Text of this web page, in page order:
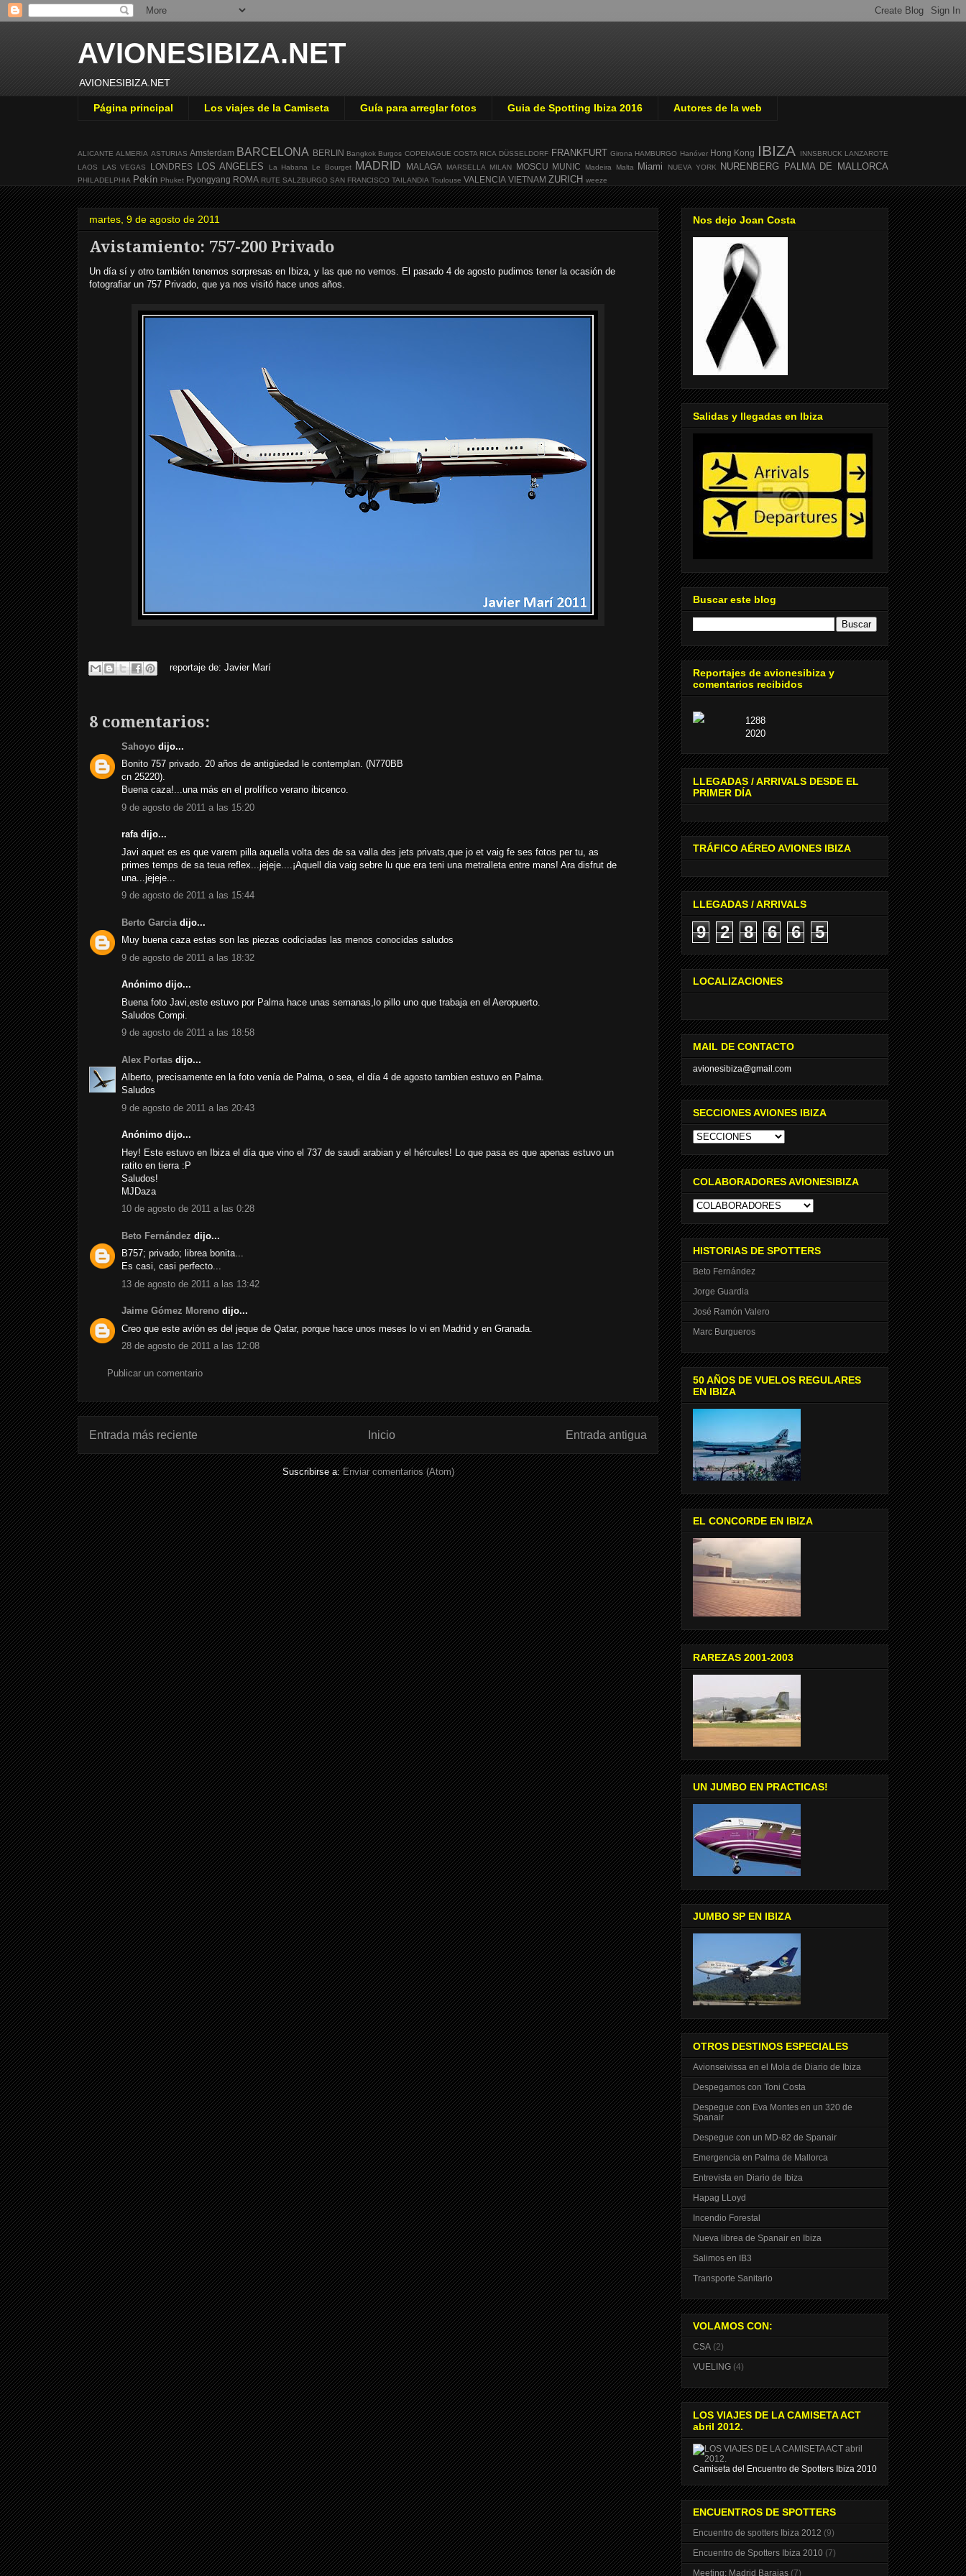
AVIONESIBIZA.NET
AVIONESIBIZA.NET
Página principal Los viajes de la Camiseta Guía para arreglar fotos Guia de Spotting Ibiza 2016 Autores de la web
ALICANTE ALMERIA ASTURIAS Amsterdam BARCELONA BERLIN Bangkok Burgos COPENAGUE COSTA RICA DÜSSELDORF FRANKFURT Girona HAMBURGO Hanóver Hong Kong IBIZA INNSBRUCK LANZAROTE
LAOS
LAS VEGAS LONDRES LOS ANGELES La Habana Le Bourget MADRID MALAGA MARSELLA MILAN MOSCU MUNIC Madeira Malta Miami NUEVA YORK NURENBERG PALMA DE MALLORCA
PHILADELPHIA Pekín Phuket Pyongyang ROMA RUTE SALZBURGO SAN FRANCISCO TAILANDIA Toulouse VALENCIA VIETNAM ZURICH weeze
martes, 9 de agosto de 2011
Avistamiento: 757-200 Privado
Un día sí y otro también tenemos sorpresas en Ibiza, y las que no vemos. El pasado 4 de agosto pudimos tener la ocasión de
fotografiar un 757 Privado, que ya nos visitó hace unos años.
reportaje de: Javier Marí
8 comentarios:
Sahoyo dijo...
Bonito 757 privado. 20 años de antigüedad le contemplan. (N770BB
cn 25220).
Buena caza!...una más en el prolífico verano ibicenco.
9 de agosto de 2011 a las 15:20
rafa dijo...
Javi aquet es es que varem pilla aquella volta des de sa valla des jets privats,que jo et vaig fe ses fotos per tu, as
primes temps de sa teua reflex...jejeje....¡Aquell dia vaig sebre lu que era teni una metralleta entre mans! Ara disfrut de
una...jejeje...
9 de agosto de 2011 a las 15:44
Berto Garcia dijo...
Muy buena caza estas son las piezas codiciadas las menos conocidas saludos
9 de agosto de 2011 a las 18:32
Anónimo dijo...
Buena foto Javi,este estuvo por Palma hace unas semanas,lo pillo uno que trabaja en el Aeropuerto.
Saludos Compi.
9 de agosto de 2011 a las 18:58
Alex Portas dijo...
Alberto, precisamente en la foto venía de Palma, o sea, el día 4 de agosto tambien estuvo en Palma.
Saludos
9 de agosto de 2011 a las 20:43
Anónimo dijo...
Hey! Este estuvo en Ibiza el día que vino el 737 de saudi arabian y el hércules! Lo que pasa es que apenas estuvo un
ratito en tierra :P
Saludos!
MJDaza
10 de agosto de 2011 a las 0:28
Beto Fernández dijo...
B757; privado; librea bonita...
Es casi, casi perfecto...
13 de agosto de 2011 a las 13:42
Jaime Gómez Moreno dijo...
Creo que este avión es del jeque de Qatar, porque hace unos meses lo vi en Madrid y en Granada.
28 de agosto de 2011 a las 12:08
Publicar un comentario
Entrada más reciente Entrada antigua
Inicio
Suscribirse a:Enviar comentarios (Atom)
Nos dejo Joan Costa
Salidas y llegadas en Ibiza
Buscar este blog
Reportajes de avionesibiza y
comentarios recibidos
1288
2020
LLEGADAS / ARRIVALS DESDE EL
PRIMER DÍA
TRÁFICO AÉREO AVIONES IBIZA
LLEGADAS / ARRIVALS
9 2 8 6 6 5
LOCALIZACIONES
MAIL DE CONTACTO
avionesibiza@gmail.com
SECCIONES AVIONES IBIZA
COLABORADORES AVIONESIBIZA
HISTORIAS DE SPOTTERS
Beto Fernández
Jorge Guardia
José Ramón Valero
Marc Burgueros
50 AÑOS DE VUELOS REGULARES
EN IBIZA
EL CONCORDE EN IBIZA
RAREZAS 2001-2003
UN JUMBO EN PRACTICAS!
JUMBO SP EN IBIZA
OTROS DESTINOS ESPECIALES
Avionseivissa en el Mola de Diario de Ibiza
Despegamos con Toni Costa
Despegue con Eva Montes en un 320 de
Spanair
Despegue con un MD-82 de Spanair
Emergencia en Palma de Mallorca
Entrevista en Diario de Ibiza
Hapag LLoyd
Incendio Forestal
Nueva librea de Spanair en Ibiza
Salimos en IB3
Transporte Sanitario
VOLAMOS CON:
CSA (2)
VUELING (4)
LOS VIAJES DE LA CAMISETA ACT
abril 2012.
Camiseta del Encuentro de Spotters Ibiza 2010
ENCUENTROS DE SPOTTERS
Encuentro de spotters Ibiza 2012 (9)
Encuentro de Spotters Ibiza 2010 (7)
Meeting: Madrid Barajas (7)